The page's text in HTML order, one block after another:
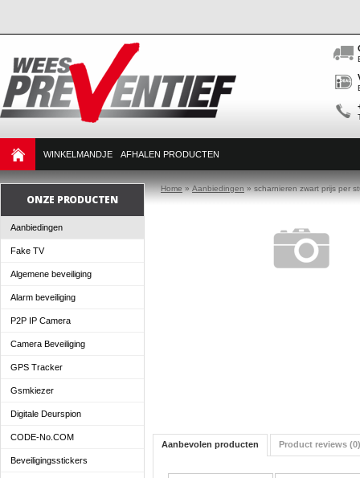
WINKELMANDJE AFHALEN PRODUCTEN
ONZE PRODUCTEN
Aanbiedingen
Fake TV
Algemene beveiliging
Alarm beveiliging
P2P IP Camera
Camera Beveiliging
GPS Tracker
Gsmkiezer
Digitale Deurspion
CODE-No.COM
Beveiligingsstickers
Home»Aanbiedingen»scharnieren zwart prijs per
Aanbevolen producten Product reviews (0)